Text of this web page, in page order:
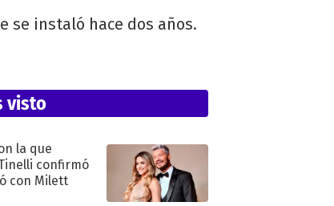
se instaló hace dos años.
visto
la que
confirmó
con Milett